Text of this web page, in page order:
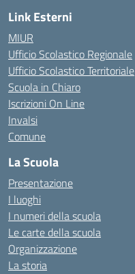
Link Esterni
MIUR
Ufficio Scolastico Regionale
Ufficio Scolastico Territoriale
Scuola in Chiaro
Iscrizioni On Line
Invalsi
Comune
La Scuola
Presentazione
I luoghi
I numeri della scuola
Le carte della scuola
Organizzazione
La storia